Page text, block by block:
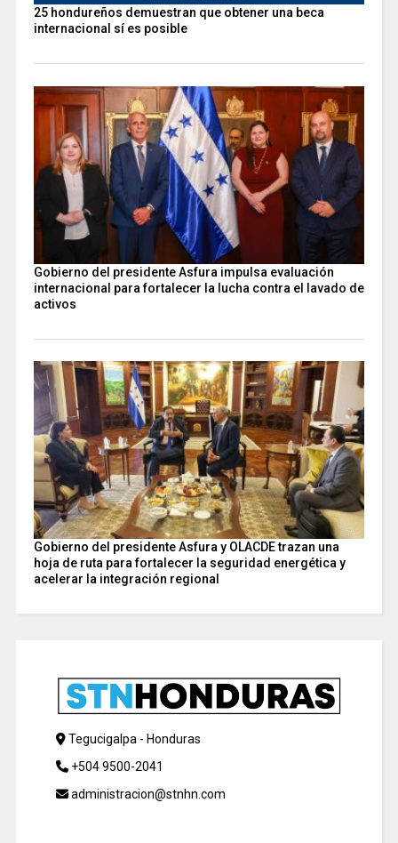
25 hondureños demuestran que obtener una beca
internacional sí es posible
Gobierno del presidente Asfura impulsa evaluación
internacional para fortalecer la lucha contra el lavado de
activos
Gobierno del presidente Asfura y OLACDE trazan una
hoja de ruta para fortalecer la seguridad energética y
acelerar la integración regional
Tegucigalpa - Honduras
+504 9500-2041
administracion@stnhn.com